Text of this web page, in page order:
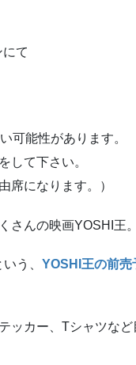
て
可能性があります。
して下さい。
席になります。）
さんの映画YOSHI王。
いう、 YOSHI王の前売
ッカー、Tシャツなど